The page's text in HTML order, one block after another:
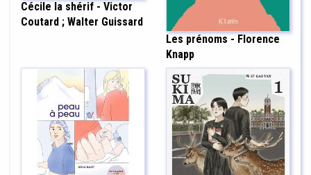
Cécile la shérif - Victor
Coutard ; Walter Guissard
Les prénoms - Florence
Knapp